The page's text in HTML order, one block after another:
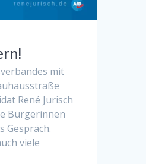
mit
René Jurisch
Bürgerinnen
Gespräch.
viele